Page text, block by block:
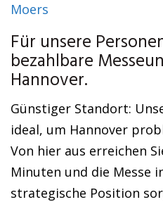
Moers
Für unsere
bezahlbare
Hannover.
Günstiger Standort:
ideal, um Hannover
Von hier aus erreichen
Minuten und die Messe
strategische Position